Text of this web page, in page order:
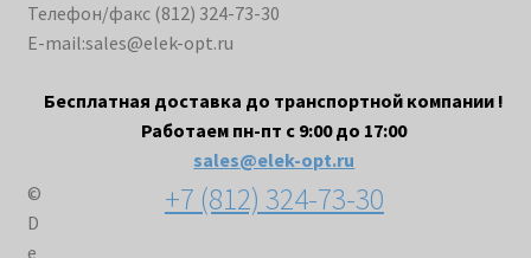
Телефон/факс (812) 324-73-30
E-mail:sales@elek-opt.ru
Бесплатная доставка до транспортной компании !
Работаем пн-пт с 9:00 до 17:00
sales@elek-opt.ru
+7 (812) 324-73-30
©
D
e